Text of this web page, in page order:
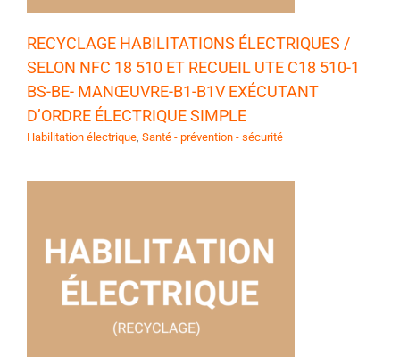
RECYCLAGE HABILITATIONS ÉLECTRIQUES /
SELON NFC 18 510 ET RECUEIL UTE C18 510-1
BS-BE- MANŒUVRE-B1-B1V EXÉCUTANT
D’ORDRE ÉLECTRIQUE SIMPLE
Habilitation électrique, Santé - prévention - sécurité